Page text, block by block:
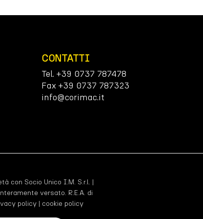
CONTATTI
Tel. +39 0737 787478
Fax +39 0737 787323
info@corimac.it
con Socio Unico I.M. S.r.l. |
versato. R.E.A. di
policy| cookie policy